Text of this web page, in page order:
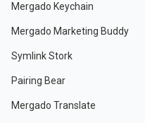
Mergado Keychain
Mergado Marketing Buddy
Symlink Stork
Pairing Bear
Mergado Translate